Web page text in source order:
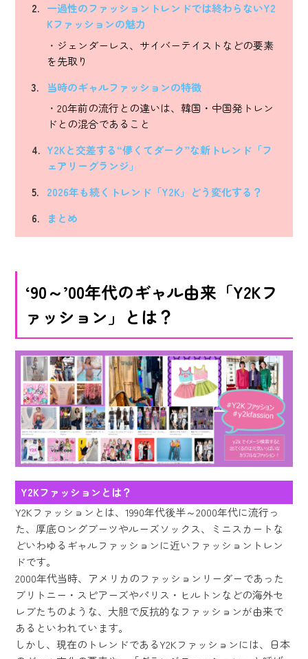
一過性のファッショントレンドでは終わらないY2
Kファッションの魅力
ジェンダーレス、サイバーテイストなどの要素
を先取り
当時のギャルファッションの特徴
20年前の流行との違いは、韓国・中国発トレン
ドとの混合であること
Y2Kと交差する“儚くてダーク”な新トレンド「フ
ェアリーグランジ」
2026年も続くトレンド「Y2K」どう変化する？
まとめ
‘90～’00年代のギャル由来「Y2Kフ
ァッション」とは？
Y2Kファッションとは？
Y2Kファッションとは、1990年代後半～2000年代に流行っ
た、厚底ロングブーツやルーズソックス、ミニスカートな
どいわゆるギャルファッションに近いファッショントレン
ドです。
2000年代当時、アメリカのファッションリーダーであった
ブリトニー・スピアーズやパリス・ヒルトンなどの海外セ
レブたちのような、大胆で反抗的なファッションが由来で
あるといわれています。
しかし、現在のトレンドであるY2Kファッションには、日本